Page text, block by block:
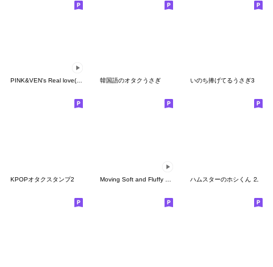
PINK&VEN's Real love(Pink)-Korean ver 韓国語のオタクうさぎ いのち捧げてるうさぎ3
KPOPオタクスタンプ2 ハムスターのホシくん ⒉